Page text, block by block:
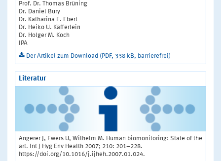
Prof. Dr. Thomas Brüning
Dr. Daniel Bury
Dr. Katharina E. Ebert
Dr. Heiko U. Käfferlein
Dr. Holger M. Koch
IPA
Der Artikel zum Download (PDF, 338 kB, barrierefrei)
Literatur
Angerer J, Ewers U, Wilhelm M. Human biomonitoring: State of the
art. Int J Hyg Env Health 2007; 210: 201–228.
https://doi.org/10.1016/j.ijheh.2007.01.024.